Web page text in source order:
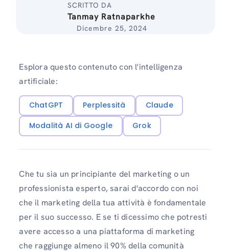
SCRITTO DA
Tanmay Ratnaparkhe
Dicembre 25, 2024
Esplora questo contenuto con l'intelligenza
artificiale:
ChatGPT Perplessità
Claude
Modalità AI di Google
Grok
Che tu sia un principiante del marketing o un
professionista esperto, sarai d'accordo con noi
che il marketing della tua attività è fondamentale
per il suo successo. E se ti dicessimo che potresti
avere accesso a una piattaforma di marketing
che raggiunge almeno il 90% della comunità